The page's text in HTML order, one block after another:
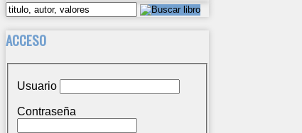
ACCESO
Usuario
Contraseña